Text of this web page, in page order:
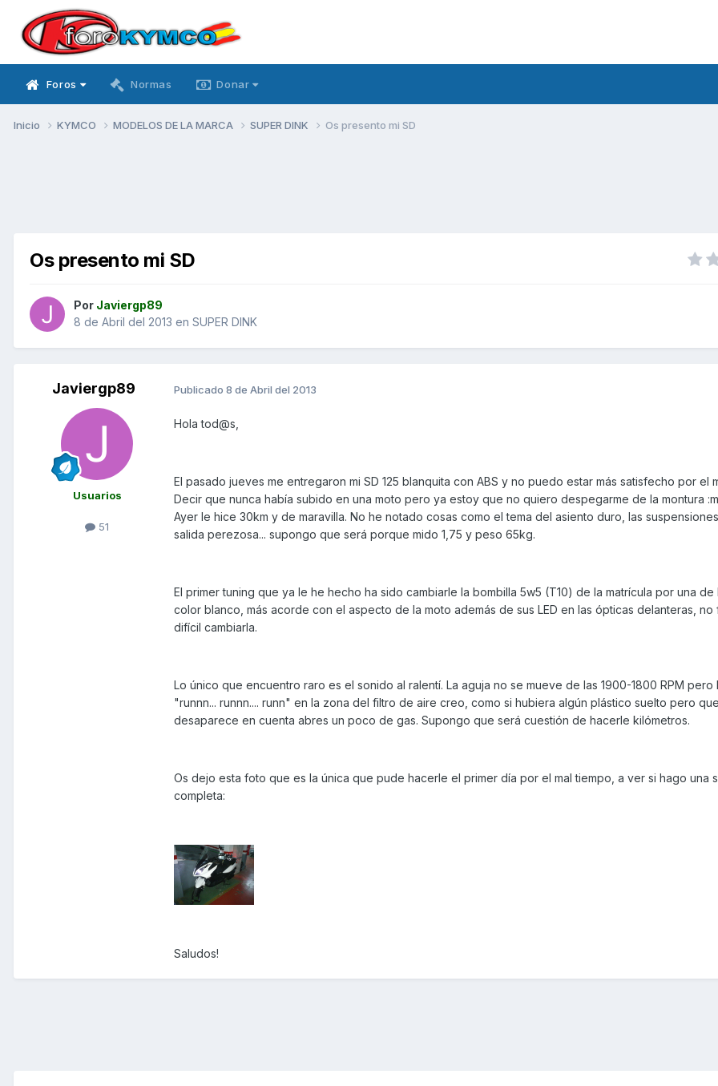
Foros Normas Donar
Inicio KYMCO MODELOS DE LA MARCA SUPER DINK Os presento mi SD
Os presento mi SD
Por Javiergp89
8 de Abril del 2013 en SUPER DINK
Javiergp89
Usuarios
51
Publicado 8 de Abril del 2013
Hola tod@s,
El pasado jueves me entregaron mi SD 125 blanquita con ABS y no puedo estar más satisfecho por el
Decir que nunca había subido en una moto pero ya estoy que no quiero despegarme de la montura
Ayer le hice 30km y de maravilla. No he notado cosas como el tema del asiento duro, las
salida perezosa... supongo que será porque mido 1,75 y peso 65kg.
El primer tuning que ya le he hecho ha sido cambiarle la bombilla 5w5 (T10) de la matrícula por una de
color blanco, más acorde con el aspecto de la moto además de sus LED en las ópticas delanteras, no
difícil cambiarla.
Lo único que encuentro raro es el sonido al ralentí. La aguja no se mueve de las 1900-1800 RPM pero
"runnn... runnn.... runn" en la zona del filtro de aire creo, como si hubiera algún plástico suelto pero que
desaparece en cuenta abres un poco de gas. Supongo que será cuestión de hacerle kilómetros.
Os dejo esta foto que es la única que pude hacerle el primer día por el mal tiempo, a ver si hago una
completa:
Saludos!